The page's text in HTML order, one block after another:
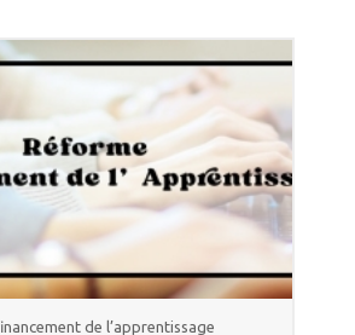
de l’apprentissage